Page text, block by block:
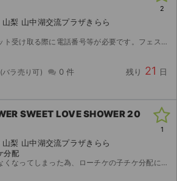
梨 山中湖交流プラザきらら
る際に電話番号等が必要です。フェス中止の際は返金します。
0 件 残り 21 日
2
SWEET LOVE SHOWER 20
梨 山中湖交流プラザきらら
分配
分配にてお譲りいたします。 ※チケットが分配可能になり次第、すぐに分配いたします。よろしくお願いいたします。
1